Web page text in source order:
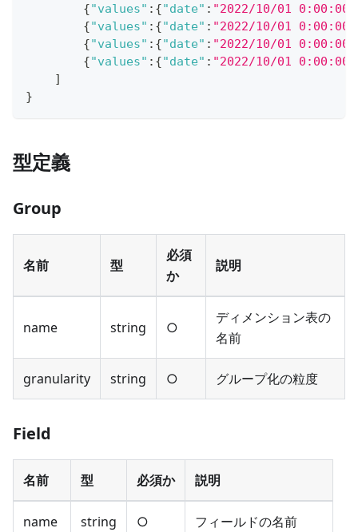
{"values" : {"date" : "2022/10/01 0:00:00"
{"values" : {"date" : "2022/10/01 0:00:00"
{"values" : {"date" : "2022/10/01 0:00:00"
{"values" : {"date" : "2022/10/01 0:00:00"
]
}
型定義
Group
名前 型
必須
か
説明
name string ○
ディメンション表の
名前
granularity string ○ グループ化の粒度
Field
名前 型 必須か 説明
name string ○ フィールドの名前